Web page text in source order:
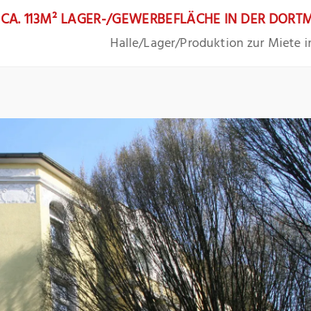
CA. 113M² LAGER-/GEWERBEFLÄCHE IN DER
Halle/Lager/Produktion zur Miete